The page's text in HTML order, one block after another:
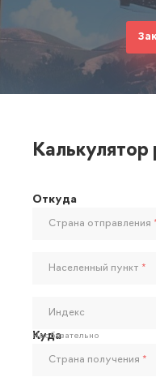
Калькулятор
Откуда
Страна отправления
Населенный пункт *
Индекс
Необязательно
Куда
Страна получения *